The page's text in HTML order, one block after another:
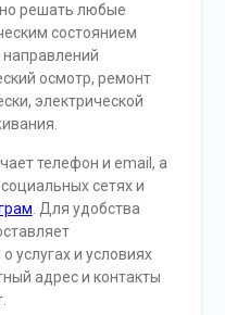
решать любые
состоянием
осмотр, ремонт
электрической
телефон и email, а
сетях и
. Для удобства
и условиях
адрес и контакты